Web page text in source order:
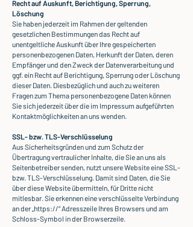
Recht auf Auskunft, Berichtigung, Sperrung,
Löschung
Sie haben jederzeit im Rahmen der geltenden
gesetzlichen Bestimmungen das Recht auf
unentgeltliche Auskunft über Ihre gespeicherten
personenbezogenen Daten, Herkunft der Daten, deren
Empfänger und den Zweck der Datenverarbeitung und
ggf. ein Recht auf Berichtigung, Sperrung oder Löschung
dieser Daten. Diesbezüglich und auch zu weiteren
Fragen zum Thema personenbezogene Daten können
Sie sich jederzeit über die im Impressum aufgeführten
Kontaktmöglichkeiten an uns wenden.
SSL- bzw. TLS-Verschlüsselung
Aus Sicherheitsgründen und zum Schutz der
Übertragung vertraulicher Inhalte, die Sie an uns als
Seitenbetreiber senden, nutzt unsere Website eine SSL-
bzw. TLS-Verschlüsselung. Damit sind Daten, die Sie
über diese Website übermitteln, für Dritte nicht
mitlesbar. Sie erkennen eine verschlüsselte Verbindung
an der „https://“ Adresszeile Ihres Browsers und am
Schloss-Symbol in der Browserzeile.